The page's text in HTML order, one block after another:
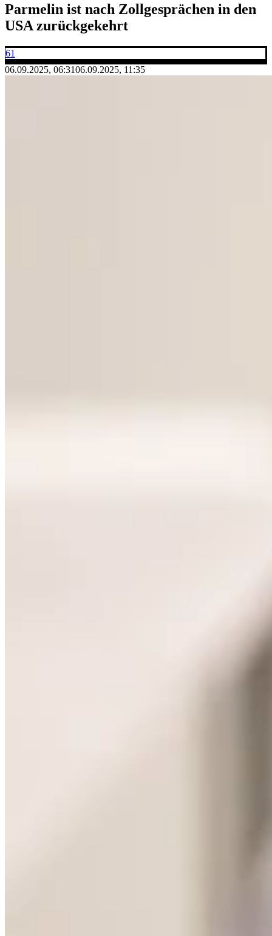
Parmelin ist nach Zollgesprächen in den
USA zurückgekehrt
61
06.09.2025, 06:3106.09.2025, 11:35